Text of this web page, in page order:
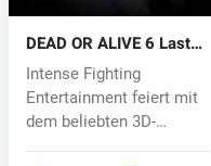
DEAD OR ALIVE 6 Last
Round (PC) key
Intense Fighting
Entertainment feiert mit
dem beliebten 3D-